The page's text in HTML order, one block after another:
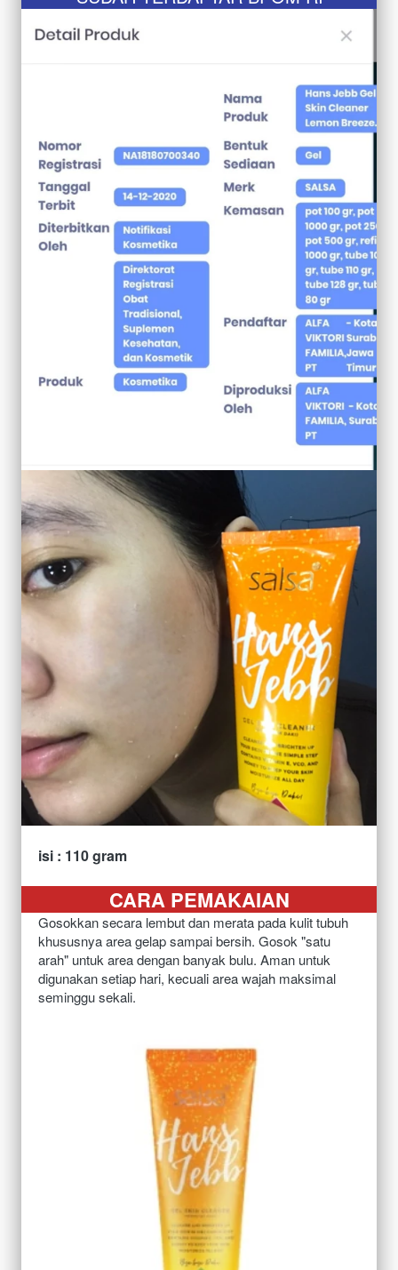
isi : 110 gram
CARA PEMAKAIAN
Gosokkan secara lembut dan merata pada kulit tubuh
khususnya area gelap sampai bersih. Gosok "satu
arah" untuk area dengan banyak bulu. Aman untuk
digunakan setiap hari, kecuali area wajah maksimal
seminggu sekali.